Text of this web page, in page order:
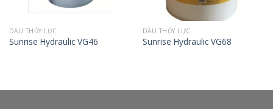
DẦU THỦY LỰC
Sunrise Hydraulic VG46
DẦU THỦY LỰC
Sunrise Hydraulic VG68